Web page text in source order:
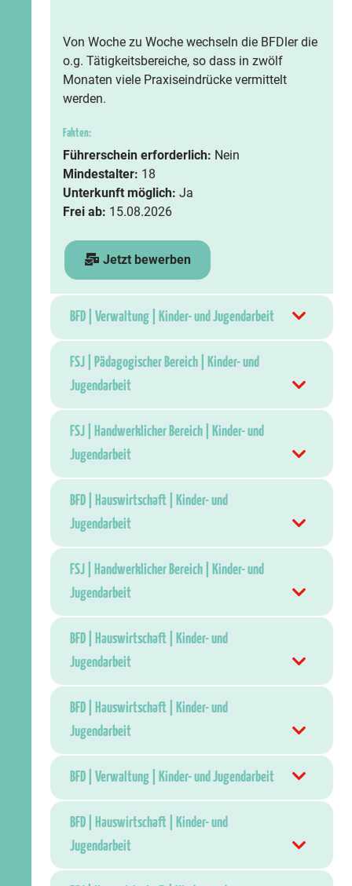
Von Woche zu Woche wechseln die BFDler die
o.g. Tätigkeitsbereiche, so dass in zwölf
Monaten viele Praxiseindrücke vermittelt
werden.
Fakten:
Führerschein erforderlich: Nein
Mindestalter: 18
Unterkunft möglich: Ja
Frei ab: 15.08.2026
Jetzt bewerben
BFD | Verwaltung | Kinder- und Jugendarbeit
FSJ | Pädagogischer Bereich | Kinder- und
Jugendarbeit
FSJ | Handwerklicher Bereich | Kinder- und
Jugendarbeit
BFD | Hauswirtschaft | Kinder- und
Jugendarbeit
FSJ | Handwerklicher Bereich | Kinder- und
Jugendarbeit
BFD | Hauswirtschaft | Kinder- und
Jugendarbeit
BFD | Hauswirtschaft | Kinder- und
Jugendarbeit
BFD | Verwaltung | Kinder- und Jugendarbeit
BFD | Hauswirtschaft | Kinder- und
Jugendarbeit